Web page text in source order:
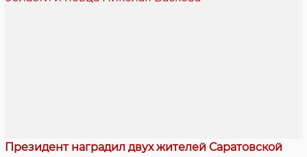
Президент наградил двух жителей Саратовской